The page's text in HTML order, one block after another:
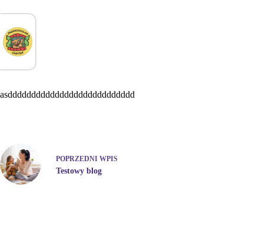
asddddddddddddddddddddddddddd
POPRZEDNI WPIS
Testowy blog